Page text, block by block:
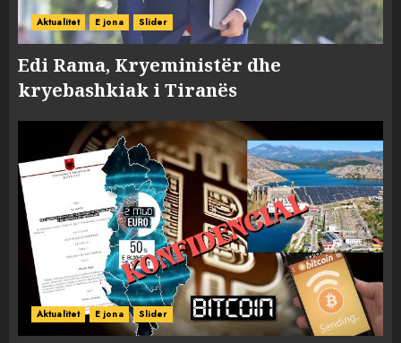
Aktualitet E jona Slider
Edi Rama, Kryeministër dhe
kryebashkiak i Tiranës
Aktualitet E jona Slider